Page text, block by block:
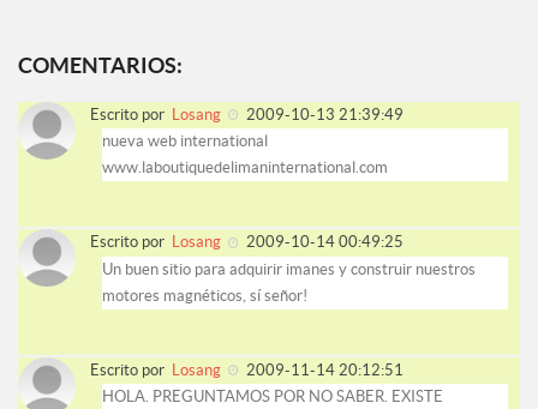
COMENTARIOS:
Escrito por Losang
2009-10-13 21:39:49
nueva web international
www.laboutiquedelimaninternational.com
Escrito por Losang
2009-10-14 00:49:25
Un buen sitio para adquirir imanes y construir nuestros
motores magnéticos, sí señor!
Escrito por Losang
2009-11-14 20:12:51
HOLA. PREGUNTAMOS POR NO SABER. EXISTE